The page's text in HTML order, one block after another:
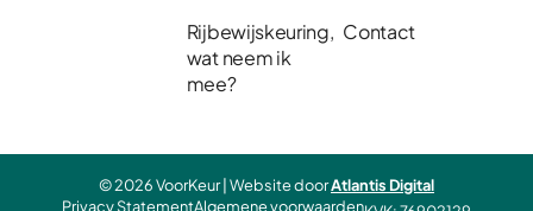
Rijbewijskeuring,
wat neem ik
mee?
Contact
© 2026 VoorKeur | Website doorAtlantis Digital
Privacy StatementAlgemene voorwaarden